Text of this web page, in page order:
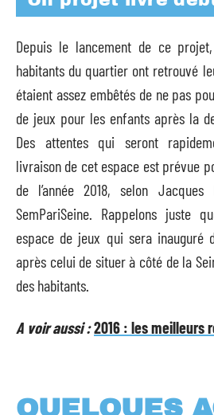
Depuis le lancement de ce
habitants du quartier ont retrouvé
étaient assez embêtés de ne pas
de jeux pour les enfants après la
Des attentes qui seront
livraison de cet espace est prévue
de l’année 2018, selon
SemPariSeine. Rappelons juste
espace de jeux qui sera inauguré
après celui de situer à côté de la
des habitants.
A voir aussi :2016 : les meilleurs
QUELQUES